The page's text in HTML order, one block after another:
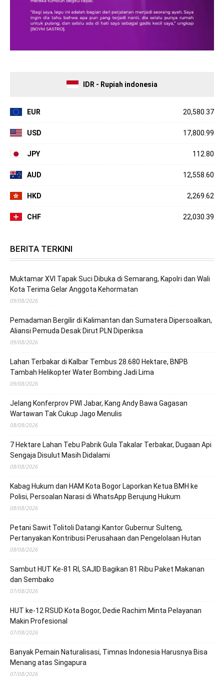
IDR - Rupiah indonesia
EUR 20,580.37
USD 17,800.99
JPY 112.80
AUD 12,558.60
HKD 2,269.62
CHF 22,030.39
BERITA TERKINI
Muktamar XVI Tapak Suci Dibuka di Semarang, Kapolri dan Wali
Kota Terima Gelar Anggota Kehormatan
09/08/2026
Pemadaman Bergilir di Kalimantan dan Sumatera Dipersoalkan,
Aliansi Pemuda Desak Dirut PLN Diperiksa
09/08/2026
Lahan Terbakar di Kalbar Tembus 28.680 Hektare, BNPB
Tambah Helikopter Water Bombing Jadi Lima
09/08/2026
Jelang Konferprov PWI Jabar, Kang Andy Bawa Gagasan
Wartawan Tak Cukup Jago Menulis
08/08/2026
7 Hektare Lahan Tebu Pabrik Gula Takalar Terbakar, Dugaan Api
Sengaja Disulut Masih Didalami
08/08/2026
Kabag Hukum dan HAM Kota Bogor Laporkan Ketua BMH ke
Polisi, Persoalan Narasi di WhatsApp Berujung Hukum
08/08/2026
Petani Sawit Tolitoli Datangi Kantor Gubernur Sulteng,
Pertanyakan Kontribusi Perusahaan dan Pengelolaan Hutan
08/08/2026
Sambut HUT Ke-81 RI, SAJID Bagikan 81 Ribu Paket Makanan
dan Sembako
07/08/2026
HUT ke-12 RSUD Kota Bogor, Dedie Rachim Minta Pelayanan
Makin Profesional
07/08/2026
Banyak Pemain Naturalisasi, Timnas Indonesia Harusnya Bisa
Menang atas Singapura
07/08/2026